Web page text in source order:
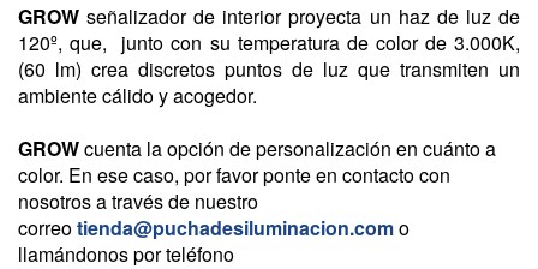
GROW señalizador de interior proyecta un haz de luz de
120º, que, junto con su temperatura de color de 3.000K,
(60 lm) crea discretos puntos de luz que transmiten un
ambiente cálido y acogedor.
GROWcuenta la opción de personalización en cuánto a
color. En ese caso, por favor ponte en contacto con
nosotros a través de nuestro
correotienda@puchadesiluminacion.como
llamándonos por teléfono